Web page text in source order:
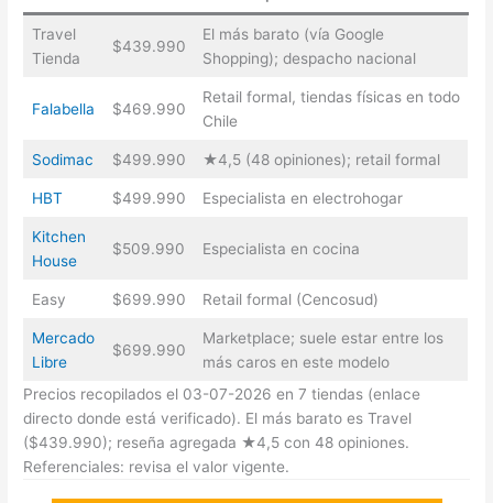
Travel
Tienda
$439.990
El más barato (vía Google
Shopping); despacho nacional
Falabella $469.990
Retail formal, tiendas físicas en todo
Chile
Sodimac $499.990 ★4,5 (48 opiniones); retail formal
HBT $499.990 Especialista en electrohogar
Kitchen
House
$509.990 Especialista en cocina
Easy $699.990 Retail formal (Cencosud)
Mercado
Libre
$699.990
Marketplace; suele estar entre los
más caros en este modelo
Precios recopilados el 03-07-2026 en 7 tiendas (enlace
directo donde está verificado). El más barato es Travel
($439.990); reseña agregada ★4,5 con 48 opiniones.
Referenciales: revisa el valor vigente.